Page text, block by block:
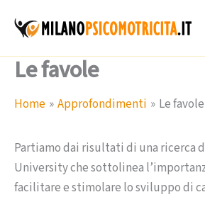
Le favole
Home Approfondimenti Le favole
Partiamo dai risultati di una ricerca
University che sottolinea
facilitare e stimolare lo sviluppo di